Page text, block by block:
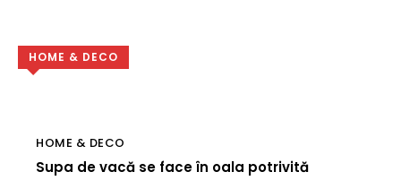
HOME & DECO
HOME & DECO
Supa de vacă se face în oala potrivită